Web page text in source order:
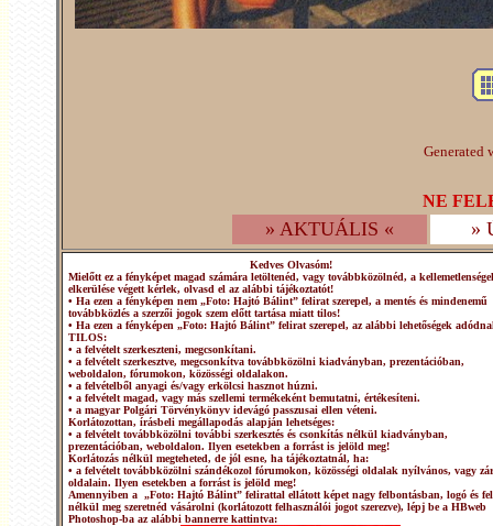
Generated
NE
» AKTUÁLIS « »
Kedves Olvasóm!
Mielőtt ez a fényképet magad számára letöltenéd, vagy továbbközölnéd, a
elkerülése végett kérlek, olvasd el az alábbi tájékoztatót!
• Ha ezen a fényképen nem „Foto: Hajtó Bálint” felirat szerepel, a mentés és mindenemű
továbbközlés a szerzői jogok szem előtt tartása miatt tilos!
• Ha ezen a fényképen „Foto: Hajtó Bálint” felirat szerepel, az alábbi lehetőségek
TILOS:
• a felvételt szerkeszteni, megcsonkítani.
• a felvételt szerkesztve, megcsonkítva továbbközölni kiadványban, prezentációban,
weboldalon, fórumokon, közösségi oldalakon.
• a felvételből anyagi és/vagy erkölcsi hasznot húzni.
• a felvételt magad, vagy más szellemi termékeként bemutatni, értékesíteni.
• a magyar Polgári Törvénykönyv idevágó passzusai ellen véteni.
Korlátozottan, írásbeli megállapodás alapján lehetséges:
• a felvételt továbbközölni további szerkesztés és csonkítás nélkül kiadványban,
prezentációban, weboldalon. Ilyen esetekben a forrást is jelöld meg!
Korlátozás nélkül megteheted, de jól esne, ha tájékoztatnál, ha:
• a felvételt továbbközölni szándékozol fórumokon, közösségi oldalak nyílvános, vagy
oldalain. Ilyen esetekben a forrást is jelöld meg!
Amennyiben a „Foto: Hajtó Bálint” felirattal ellátott képet nagy felbontásban, logó és
nélkül meg szeretnéd vásárolni (korlátozott felhasználói jogot szerezve), lépj be a HBweb
Photoshop-ba az alábbi bannerre kattintva: